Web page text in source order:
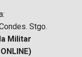
Stgo.
Militar